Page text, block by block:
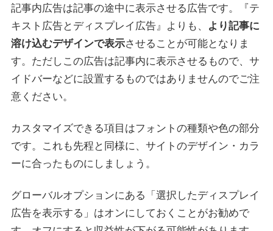
記事内広告は記事の途中に表示させる広告です。『テ
キスト広告とディスプレイ広告』よりも、
より記事に
溶け込むデザインで表示させることが可能となりま
す。ただしこの広告は記事内に表示させるもので、サ
イドバーなどに設置するものではありませんのでご注
意ください。
カスタマイズできる項目はフォントの種類や色の部分
です。これも先程と同様に、サイトのデザイン・カラ
ーに合ったものにしましょう。
グローバルオプションにある「選択したディスプレイ
広告を表示する」はオンにしておくことがお勧めで